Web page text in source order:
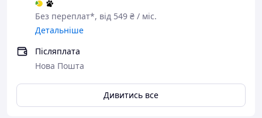
Без переплат*, від 549 ₴ / міс.
Детальніше
Післяплата
Нова Пошта
Дивитись все